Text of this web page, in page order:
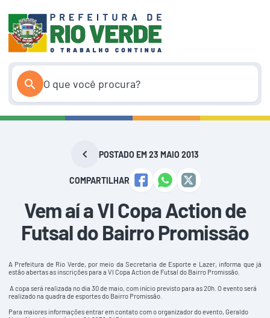
conteúdo
POSTADO EM 23 MAIO 2013
COMPARTILHAR
Vem aí a VI Copa Action de
Futsal do Bairro Promissão
A Prefeitura de Rio Verde, por meio da Secretaria de Esporte e Lazer, informa que já
estão abertas as inscrições para a VI Copa Action de Futsal do Bairro Promissão.
A copa será realizada no dia 30 de maio, com início previsto para as 20h. O evento será
realizado na quadra de esportes do Bairro Promissão.
Para maiores informações entrar em contato com o organizador do evento, Geraldo